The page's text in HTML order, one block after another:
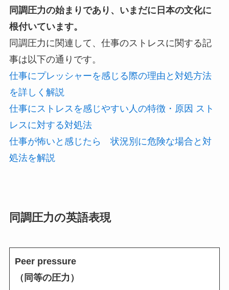
同調圧力の始まりであり、いまだに日本の文化に
根付いています。
同調圧力に関連して、仕事のストレスに関する記
事は以下の通りです。
仕事にプレッシャーを感じる際の理由と対処方法
を詳しく解説
仕事にストレスを感じやすい人の特徴・原因 スト
レスに対する対処法
仕事が怖いと感じたら 状況別に危険な場合と対
処法を解説
同調圧力の英語表現
Peer pressure
（同等の圧力）